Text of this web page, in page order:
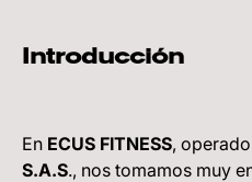
Introducción
En ECUS FITNESS,
S.A.S., nos tomamos muy